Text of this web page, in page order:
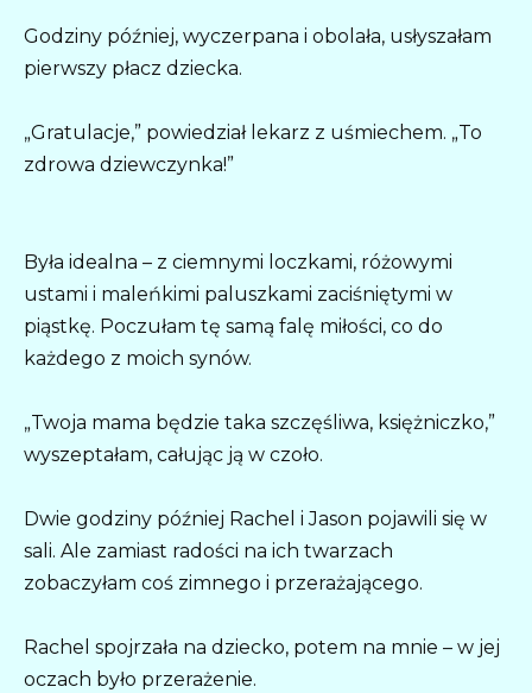
Godziny później, wyczerpana i obolała, usłyszałam
pierwszy płacz dziecka.
„Gratulacje,” powiedział lekarz z uśmiechem. „To
zdrowa dziewczynka!”
Była idealna – z ciemnymi loczkami, różowymi
ustami i maleńkimi paluszkami zaciśniętymi w
piąstkę. Poczułam tę samą falę miłości, co do
każdego z moich synów.
„Twoja mama będzie taka szczęśliwa, księżniczko,”
wyszeptałam, całując ją w czoło.
Dwie godziny później Rachel i Jason pojawili się w
sali. Ale zamiast radości na ich twarzach
zobaczyłam coś zimnego i przerażającego.
Rachel spojrzała na dziecko, potem na mnie – w jej
oczach było przerażenie.